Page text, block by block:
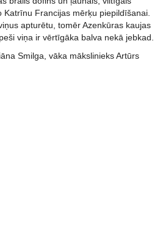
Francijas mērķu piepildīšanai.
apturētu, tomēr Azenkūras kaujas
viņa ir vērtīgāka balva nekā jebkad.
Smilga, vāka mākslinieks Artūrs